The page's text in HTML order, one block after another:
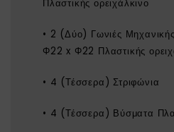
Πλαστικής ορειχάλκινο
• 2 (Δύο) Γωνιές
Φ22 x Φ22 Πλαστικής
• 4 (Τέσσερα) Στριφώνια
• 4 (Τέσσερα) Βύσματα